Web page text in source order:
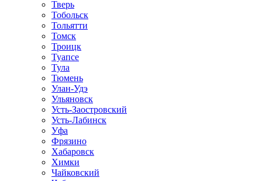
Тверь
Тобольск
Тольятти
Томск
Троицк
Туапсе
Тула
Тюмень
Улан-Удэ
Ульяновск
Усть-Заостровский
Усть-Лабинск
Уфа
Фрязино
Хабаровск
Химки
Чайковский